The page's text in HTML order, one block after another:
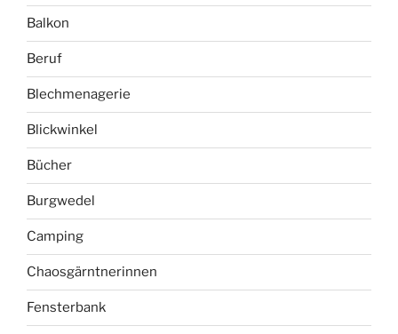
Balkon
Beruf
Blechmenagerie
Blickwinkel
Bücher
Burgwedel
Camping
Chaosgärntnerinnen
Fensterbank